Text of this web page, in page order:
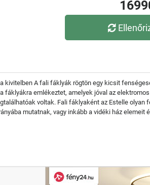
kivitelben A fali fáklyák rögtön egy kicsit
fáklyákra emlékeztet, amelyek jóval az
voltak. Fali fáklyaként az Estelle
mutatnak, vagy inkább a vidéki ház elemeit